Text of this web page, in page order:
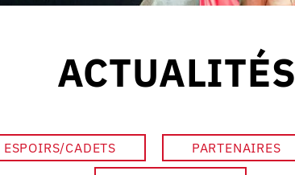
ACTUALITÉS
ESPOIRS/CADETS PARTENAIRES